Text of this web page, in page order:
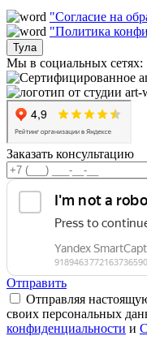
"Согласие на
"Политика
Тула
Мы в социальных сетях:
Заказать консультацию
Отправить
Отправляя
своих персональных
конфиденциальности и